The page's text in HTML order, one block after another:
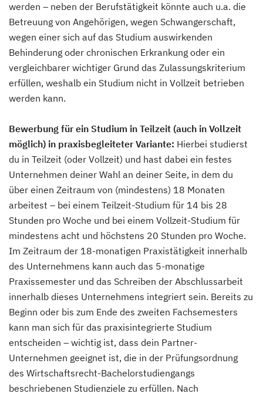
werden – neben der Berufstätigkeit könnte auch u.a. die
Betreuung von Angehörigen, wegen Schwangerschaft,
wegen einer sich auf das Studium auswirkenden
Behinderung oder chronischen Erkrankung oder ein
vergleichbarer wichtiger Grund das Zulassungskriterium
erfüllen, weshalb ein Studium nicht in Vollzeit betrieben
werden kann.
Bewerbung für ein Studium in Teilzeit (auch in Vollzeit
möglich) in praxisbegleiteter Variante: Hierbei studierst
du in Teilzeit (oder Vollzeit) und hast dabei ein festes
Unternehmen deiner Wahl an deiner Seite, in dem du
über einen Zeitraum von (mindestens) 18 Monaten
arbeitest – bei einem Teilzeit-Studium für 14 bis 28
Stunden pro Woche und bei einem Vollzeit-Studium für
mindestens acht und höchstens 20 Stunden pro Woche.
Im Zeitraum der 18-monatigen Praxistätigkeit innerhalb
des Unternehmens kann auch das 5-monatige
Praxissemester und das Schreiben der Abschlussarbeit
innerhalb dieses Unternehmens integriert sein. Bereits zu
Beginn oder bis zum Ende des zweiten Fachsemesters
kann man sich für das praxisintegrierte Studium
entscheiden – wichtig ist, dass dein Partner-
Unternehmen geeignet ist, die in der Prüfungsordnung
des Wirtschaftsrecht-Bachelorstudiengangs
beschriebenen Studienziele zu erfüllen. Nach